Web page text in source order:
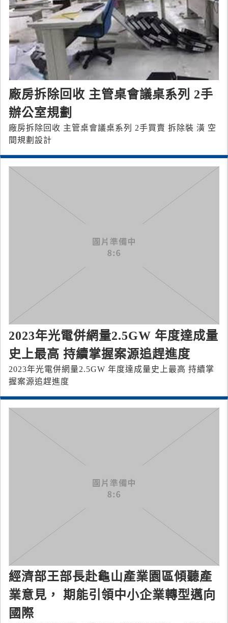
廠房拆除回收 主管桌會議桌系列 2手
辦公室規劃
廠房拆除回收 主管桌會議桌系列 2手買賣 拆除裝 潢 空
間規劃設計
2023年光電併網量2.5GW 年度達成量
史上最高 持續掌握案源追趕進度
2023年光電併網量2.5GW 年度達成量史上最高 持續掌
握案源追趕進度
經濟部王部長赴龜山產業園區傾聽產
業意見， 期能引領中小企業轉型邁向
國際